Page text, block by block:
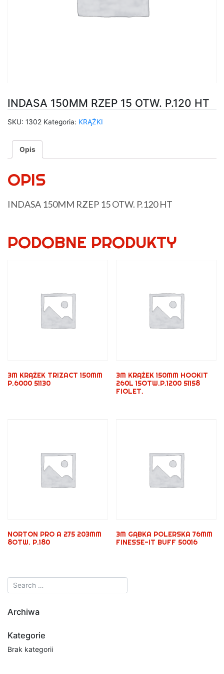
INDASA 150MM RZEP 15 OTW. P.120 HT
SKU: 1302 Kategoria: KRĄŻKI
Opis
OPIS
INDASA 150MM RZEP 15 OTW. P.120 HT
PODOBNE PRODUKTY
3M KRĄŻEK TRIZACT 150MM
P.6000 51130
3M KRĄŻEK 150MM HOOKIT
260L 15OTW.P.1200 51158
FIOLET.
NORTON PRO A 275 203MM
8OTW. P.180
3M GĄBKA POLERSKA 76MM
FINESSE-IT BUFF 50016
Archiwa
Kategorie
Brak kategorii